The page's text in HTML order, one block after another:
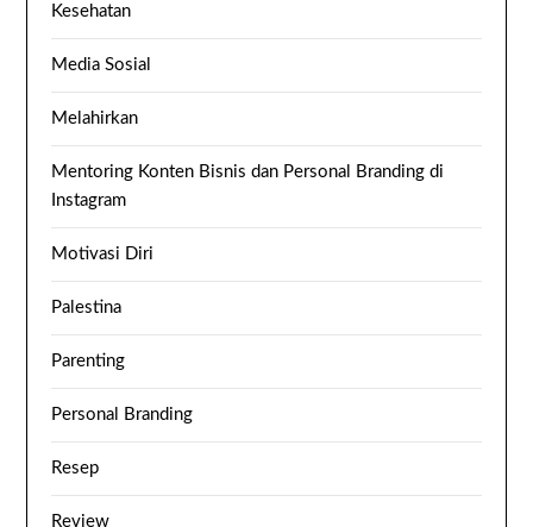
Kesehatan
Media Sosial
Melahirkan
Mentoring Konten Bisnis dan Personal Branding di
Instagram
Motivasi Diri
Palestina
Parenting
Personal Branding
Resep
Review